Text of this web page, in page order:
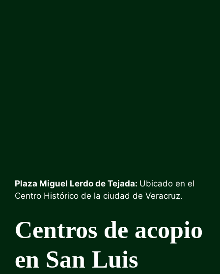
Plaza Miguel Lerdo de Tejada: Ubicado en el
Centro Histórico de la ciudad de Veracruz.
Centros de acopio
en San Luis